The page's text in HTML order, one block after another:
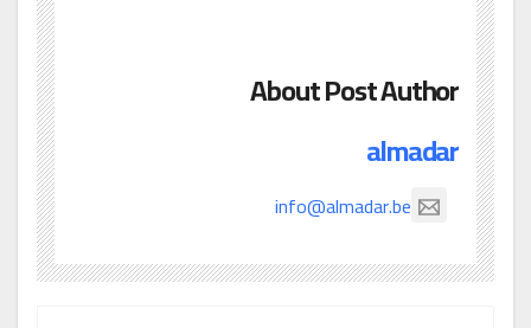
About Post Author
almadar
info@almadar.be